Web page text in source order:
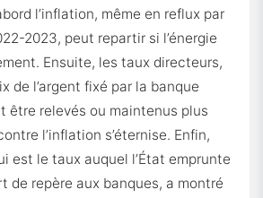
l’inflation, même en reflux par
2023, peut repartir si l’énergie
Ensuite, les taux directeurs,
de l’argent fixé par la banque
être relevés ou maintenus plus
l’inflation s’éternise. Enfin,
est le taux auquel l’État emprunte
de repère aux banques, a montré